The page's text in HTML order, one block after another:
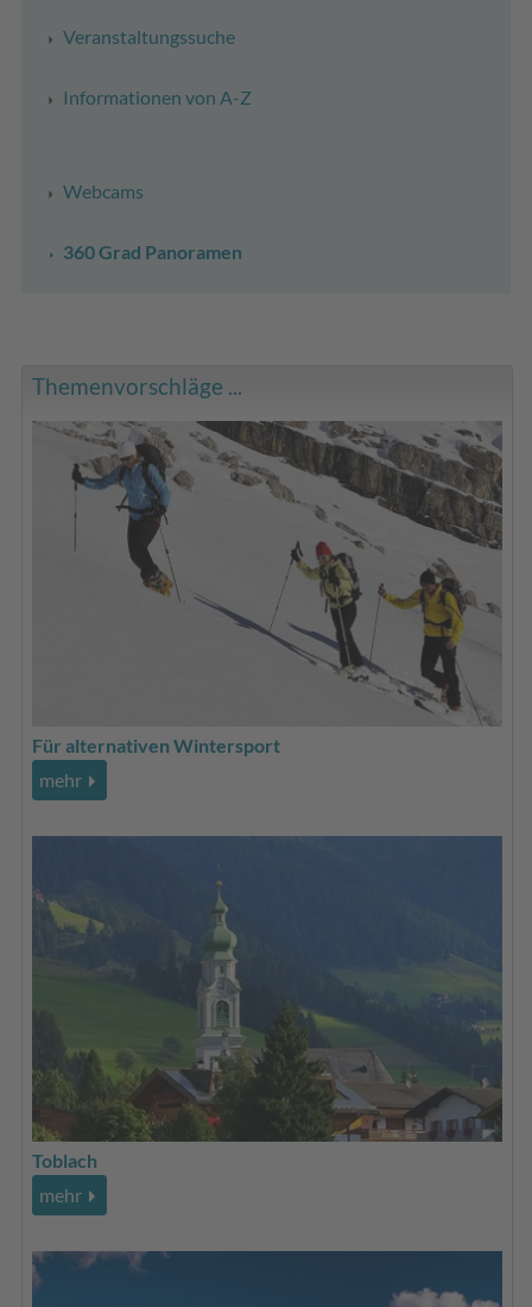
Veranstaltungssuche
Informationen von A-Z
Webcams
360 Grad Panoramen
Themenvorschläge ...
Für alternativen Wintersport
mehr
Toblach
mehr